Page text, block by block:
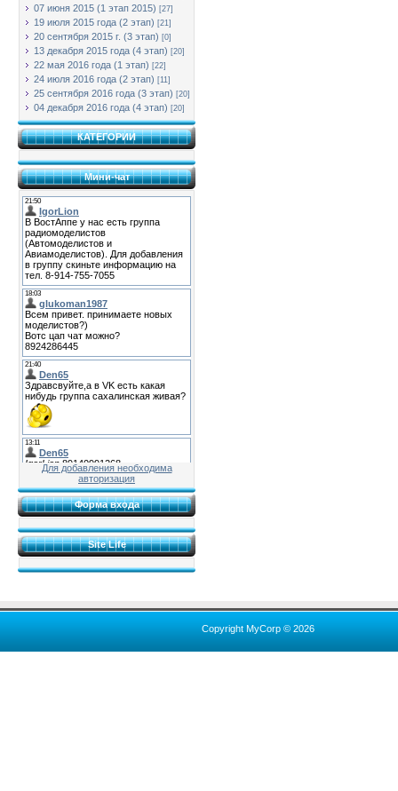
07 июня 2015 (1 этап 2015) [27]
19 июля 2015 года (2 этап) [21]
20 сентября 2015 г. (3 этап) [0]
13 декабря 2015 года (4 этап) [20]
22 мая 2016 года (1 этап) [22]
24 июля 2016 года (2 этап) [11]
25 сентября 2016 года (3 этап) [20]
04 декабря 2016 года (4 этап) [20]
КАТЕГОРИИ
Мини-чат
Для добавления необходима
авторизация
Форма входа
Site Life
Copyright MyCorp © 2026